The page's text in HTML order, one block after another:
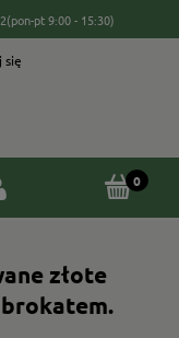
(pon-pt 9:00 - 15:30)
się
złote